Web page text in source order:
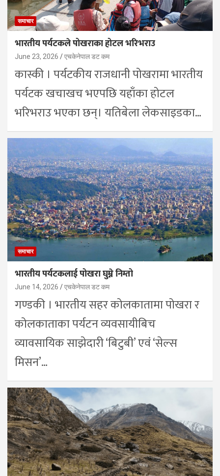
समाचार
भारतीय पर्यटकले पोखराका होटल भरिभराउ
June 23, 2026 एचकेनेपाल डट कम
कास्की । पर्यटकीय राजधानी पोखरामा भारतीय
पर्यटक खचाखच भएपछि यहाँका होटल
भरिभराउ भएका छन्। यतिबेला लेकसाइडका…
समाचार
भारतीय पर्यटकलाई पोखरा घुम्ने निम्तो
June 14, 2026 एचकेनेपाल डट कम
गण्डकी । भारतीय सहर कोलकातामा पोखरा र
कोलकाताका पर्यटन व्यवसायीबिच
व्यावसायिक साझेदारी ‘बिटुबी’ एवं ‘सेल्स
मिसन’…